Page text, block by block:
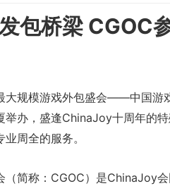
包桥梁 CGOC
大规模游戏外包盛会——中国游
举办，盛逢ChinaJoy十周年的
周全的服务。
（简称：CGOC）是ChinaJoy